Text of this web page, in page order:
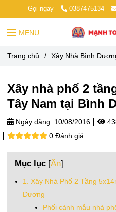
Gọi ngay 0387475134
MENU
Trang chủ / Xây Nhà Bình
Xây nhà phố 2
Tây Nam tại Bình
Ngày đăng: 10/08/2016
0 Đánh giá
Mục lục [Ẩn]
1. Xây Nhà Phố 2 Tầng
Dương
Phối cảnh mẫu nhà